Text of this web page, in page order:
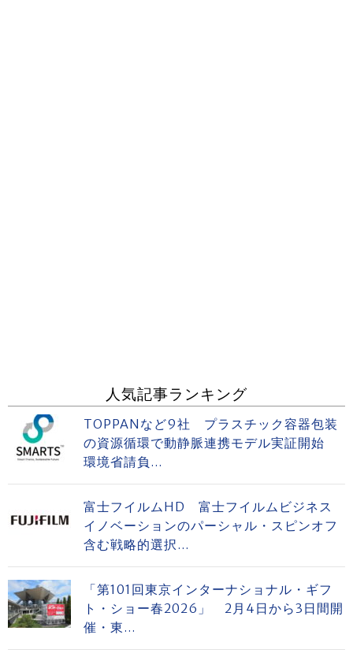
人気記事ランキング
TOPPANなど9社 プラスチック容器包装
の資源循環で動静脈連携モデル実証開始
環境省請負...
富士フイルムHD 富士フイルムビジネス
イノベーションのパーシャル・スピンオフ
含む戦略的選択...
「第101回東京インターナショナル・ギフ
ト・ショー春2026」 2月4日から3日間開
催・東...